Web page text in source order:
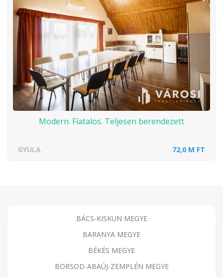
Modern. Fiatalos. Teljesen berendezett
GYULA 72,0 M FT
BÁCS-KISKUN MEGYE
BARANYA MEGYE
BÉKÉS MEGYE
BORSOD-ABAÚJ-ZEMPLÉN MEGYE